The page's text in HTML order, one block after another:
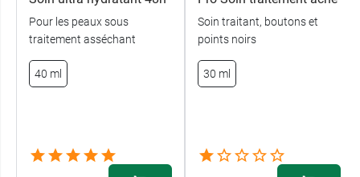
Pour les peaux sous
traitement asséchant
40 ml
Soin traitant, boutons et
points noirs
30 ml